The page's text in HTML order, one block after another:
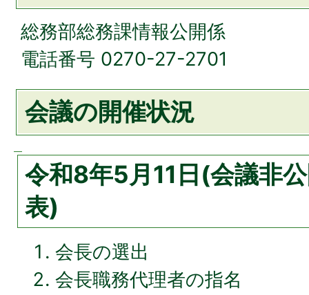
総務部総務課情報公開係
電話番号 0270-27-2701
会議の開催状況
令和8年5月11日(会議非
表)
会長の選出
会長職務代理者の指名